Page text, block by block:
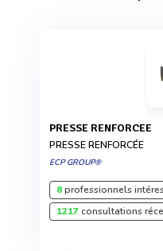
PRESSE RENFORCEE
PRESSE RENFORCÉE
ECP GROUP®
8professionnels
1217consultations